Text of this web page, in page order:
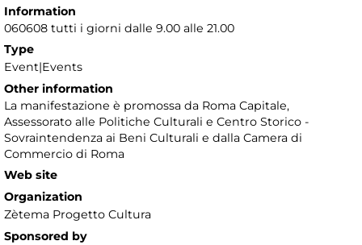
Information
060608 tutti i giorni dalle 9.00 alle 21.00
Type
Event|Events
Other information
La manifestazione è promossa da Roma Capitale,
Assessorato alle Politiche Culturali e Centro Storico -
Sovraintendenza ai Beni Culturali e dalla Camera di
Commercio di Roma
Web site
Organization
Zètema Progetto Cultura
Sponsored by